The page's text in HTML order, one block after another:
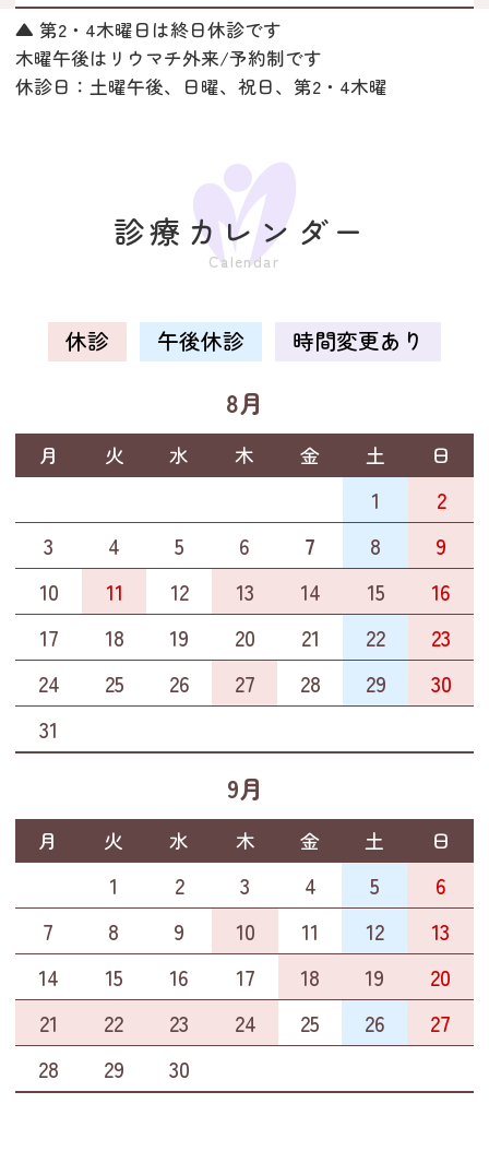
▲ 第2・4木曜日は終日休診です
木曜午後はリウマチ外来/予約制です
休診日：土曜午後、日曜、祝日、第2・4木曜
診療カレンダー
休診 午後休診 時間変更あり
8月
月 火 水 木 金 土 日
1
2
3
4 5 6 7 8
9
10
11 12 13 14 15
16
17
18 19 20 21 22
23
24
25 26 27 28 29
30
31
9月
月 火 水 木 金 土 日
1 2 3 4 5
6
7
8 9 10 11 12
13
14
15 16 17 18 19
20
21
22 23 24 25 26
27
28
29 30